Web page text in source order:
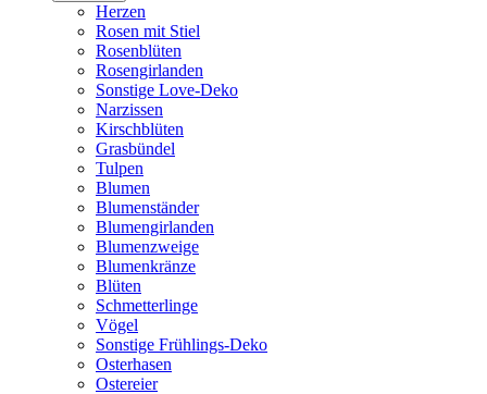
Herzen
Rosen mit Stiel
Rosenblüten
Rosengirlanden
Sonstige Love-Deko
Narzissen
Kirschblüten
Grasbündel
Tulpen
Blumen
Blumenständer
Blumengirlanden
Blumenzweige
Blumenkränze
Blüten
Schmetterlinge
Vögel
Sonstige Frühlings-Deko
Osterhasen
Ostereier